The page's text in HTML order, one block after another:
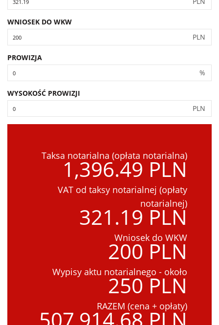
WNIOSEK DO WKW
PLN
PROWIZJA
%
WYSOKOŚĆ PROWIZJI
PLN
Taksa notarialna (opłata notarialna)
1,396.49 PLN
VAT od taksy notarialnej (opłaty
notarialnej)
321.19 PLN
Wniosek do WKW
200 PLN
Wypisy aktu notarialnego - około
250 PLN
RAZEM (cena + opłaty)
507,914.68 PLN